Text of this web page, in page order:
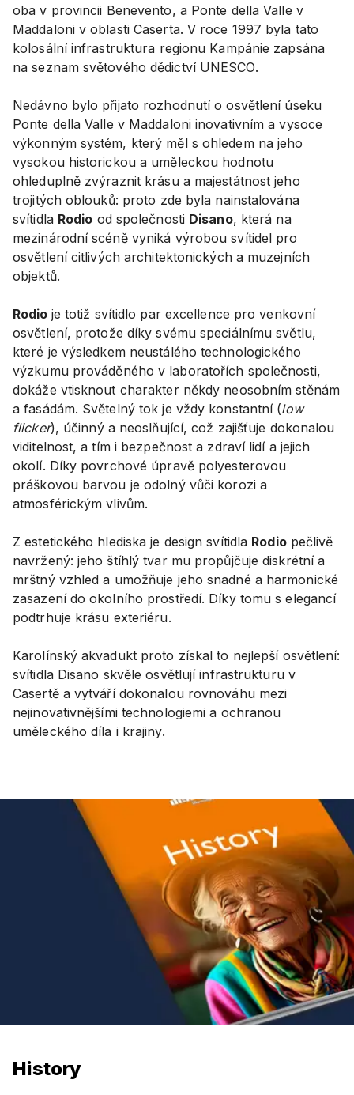
oba v provincii Benevento, a Ponte della Valle v
Maddaloni v oblasti Caserta. V roce 1997 byla tato
kolosální infrastruktura regionu Kampánie zapsána
na seznam světového dědictví UNESCO.
Nedávno bylo přijato rozhodnutí o osvětlení úseku
Ponte della Valle v Maddaloni inovativním a vysoce
výkonným systém, který měl s ohledem na jeho
vysokou historickou a uměleckou hodnotu
ohleduplně zvýraznit krásu a majestátnost jeho
trojitých oblouků: proto zde byla nainstalována
svítidla Rodio od společnosti Disano, která na
mezinárodní scéně vyniká výrobou svítidel pro
osvětlení citlivých architektonických a muzejních
objektů.
Rodio je totiž svítidlo par excellence pro venkovní
osvětlení, protože díky svému speciálnímu světlu,
které je výsledkem neustálého technologického
výzkumu prováděného v laboratořích společnosti,
dokáže vtisknout charakter někdy neosobním stěnám
a fasádám. Světelný tok je vždy konstantní (low
flicker), účinný a neoslňující, což zajišťuje dokonalou
viditelnost, a tím i bezpečnost a zdraví lidí a jejich
okolí. Díky povrchové úpravě polyesterovou
práškovou barvou je odolný vůči korozi a
atmosférickým vlivům.
Z estetického hlediska je design svítidla Rodiopečlivě
navržený: jeho štíhlý tvar mu propůjčuje diskrétní a
mrštný vzhled a umožňuje jeho snadné a harmonické
zasazení do okolního prostředí. Díky tomu s elegancí
podtrhuje krásu exteriéru.
Karolínský akvadukt proto získal to nejlepší osvětlení:
svítidla Disano skvěle osvětlují infrastrukturu v
Casertě a vytváří dokonalou rovnováhu mezi
nejinovativnějšími technologiemi a ochranou
uměleckého díla i krajiny.
History